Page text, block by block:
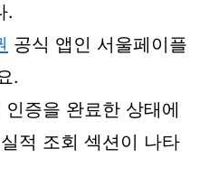
.
공식 앱인 서울페이플
.
증을 완료한 상태에
적 조회 섹션이 나타